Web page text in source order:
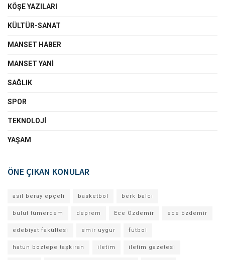
KÖŞE YAZILARI
KÜLTÜR-SANAT
MANSET HABER
MANSET YANI
SAĞLIK
SPOR
TEKNOLOJI
YAŞAM
ÖNE ÇIKAN KONULAR
asil beray epçeli basketbol berk balcı
bulut tümerdem deprem Ece Özdemir ece özdemir
edebiyat fakültesi emir uygur futbol
hatun boztepe taşkıran iletim iletim gazetesi